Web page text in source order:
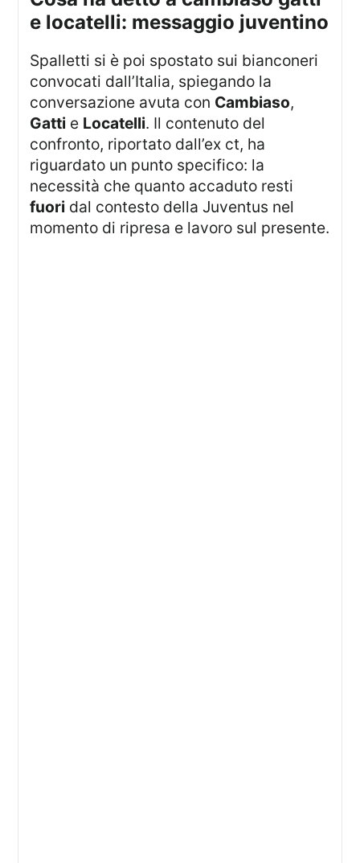
e locatelli: messaggio juventino
Spalletti si è poi spostato sui bianconeri
convocati dall’Italia, spiegando la
conversazione avuta con Cambiaso,
Gatti e Locatelli. Il contenuto del
confronto, riportato dall’ex ct, ha
riguardato un punto specifico: la
necessità che quanto accaduto resti
fuori dal contesto della Juventus nel
momento di ripresa e lavoro sul presente.